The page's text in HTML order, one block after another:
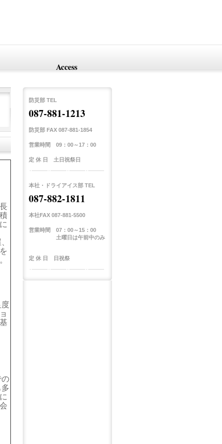
Access
防災部 TEL
087-881-1213
防災部 FAX 087-881-1854
営業時間 09：00～17：00
定 休 日 土日祝祭日
本社・ドライアイス部 TEL
087-882-1811
本社FAX 087-881-5500
営業時間 07：00～15：00
土曜日は午前中のみ
定 休 日 日祝祭